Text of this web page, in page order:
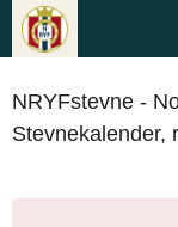
NRYFstevne -
Stevnekalender,